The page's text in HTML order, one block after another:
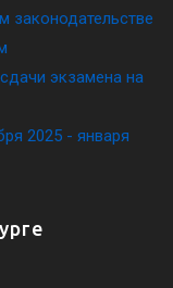
законодательстве
экзамена на
2025 - января